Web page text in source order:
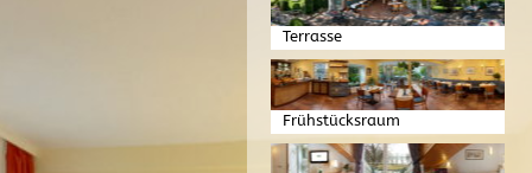
Terrasse
Frühstücksraum